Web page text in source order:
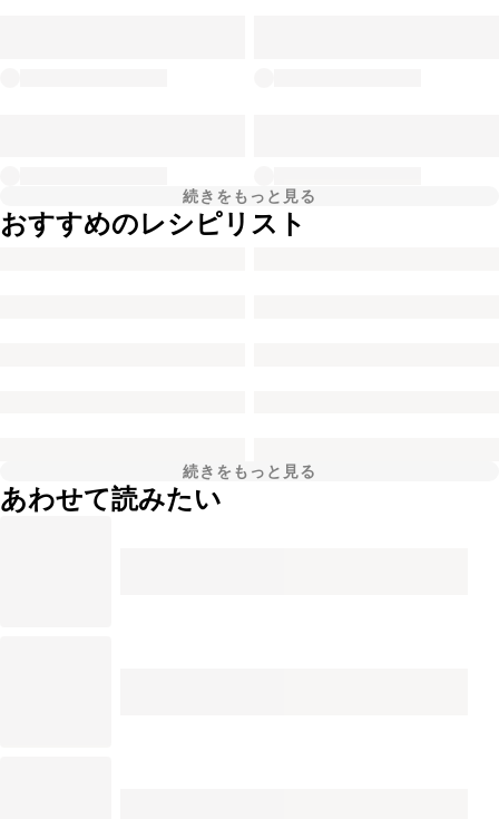
続きをもっと見る
おすすめのレシピリスト
続きをもっと見る
あわせて読みたい